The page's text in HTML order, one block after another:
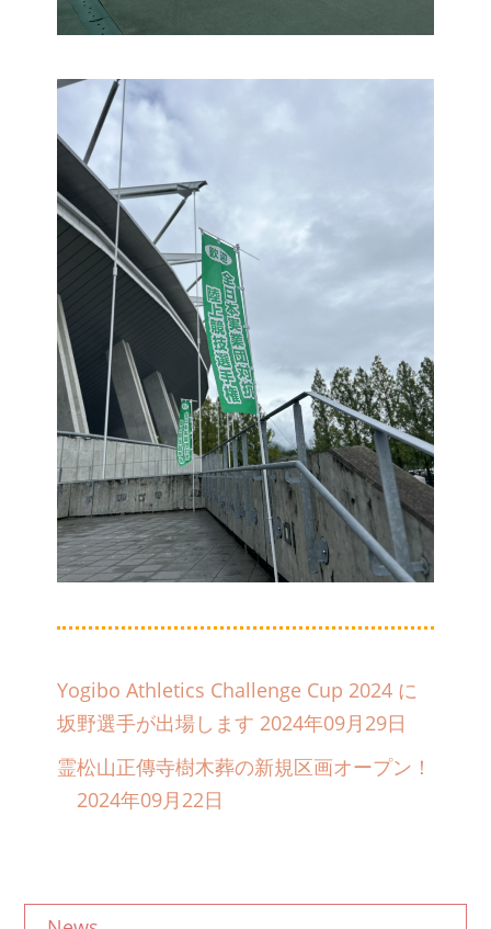
Yogibo Athletics Challenge Cup 2024 に
坂野選手が出場します 2024年09月29日
霊松山正傳寺樹木葬の新規区画オープン！
2024年09月22日